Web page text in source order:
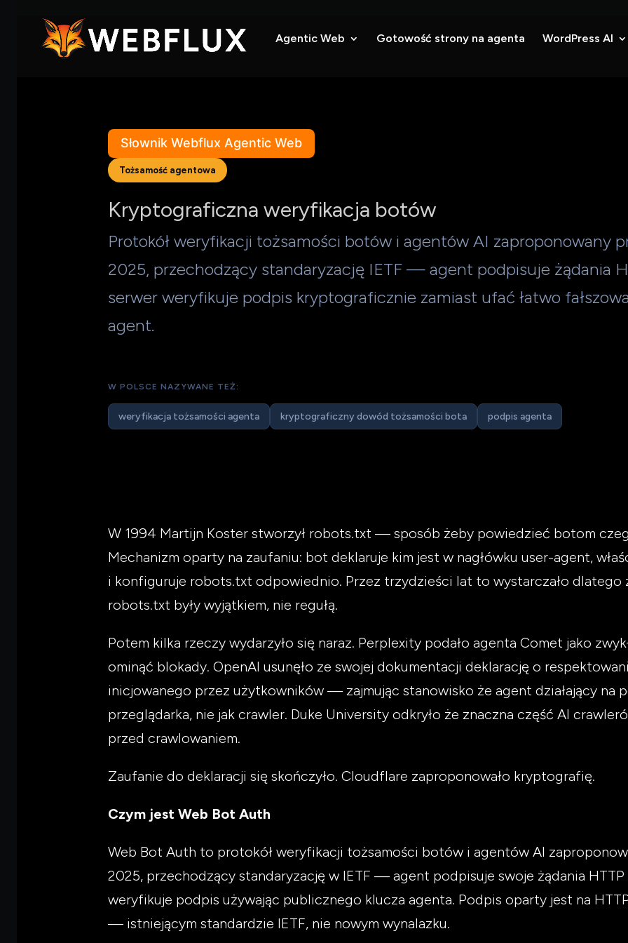
Agentic Web Gotowość strony na agenta WordPress AI
Słownik Webflux Agentic Web
Tożsamość agentowa
Kryptograficzna weryfikacja botów
Protokół weryfikacji tożsamości botów i agentów AI zaproponowany
2025, przechodzący standaryzację IETF — agent podpisuje żądania
serwer weryfikuje podpis kryptograficznie zamiast ufać łatwo
agent.
W POLSCE NAZYWANE TEŻ:
weryfikacja tożsamości agenta kryptograficzny dowód tożsamości bota podpis agenta
W 1994 Martijn Koster stworzył robots.txt — sposób żeby powiedzieć botom
Mechanizm oparty na zaufaniu: bot deklaruje kim jest w nagłówku user-agent,
i konfiguruje robots.txt odpowiednio. Przez trzydzieści lat to wystarczało dlatego
robots.txt były wyjątkiem, nie regułą.
Potem kilka rzeczy wydarzyło się naraz. Perplexity podało agenta Comet jako
ominąć blokady. OpenAI usunęło ze swojej dokumentacji deklarację o
inicjowanego przez użytkowników — zajmując stanowisko że agent działający na
przeglądarka, nie jak crawler. Duke University odkryło że znaczna część AI
przed crawlowaniem.
Zaufanie do deklaracji się skończyło. Cloudflare zaproponowało kryptografię.
Czym jest Web Bot Auth
Web Bot Auth to protokół weryfikacji tożsamości botów i agentów AI
2025, przechodzący standaryzację w IETF — agent podpisuje swoje żądania
weryfikuje podpis używając publicznego klucza agenta. Podpis oparty jest na
— istniejącym standardzie IETF, nie nowym wynalazku.